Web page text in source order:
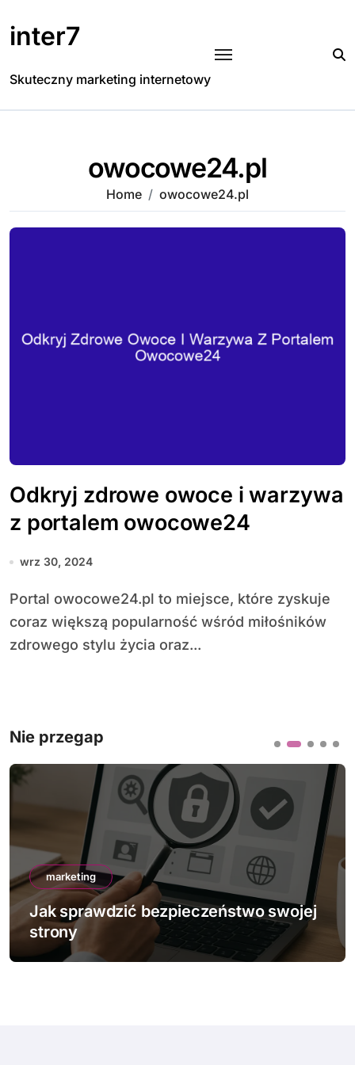
to
content
inter7
Skuteczny marketing internetowy
owocowe24.pl
Home owocowe24.pl
Odkryj zdrowe owoce i warzywa
z portalem owocowe24
wrz 30, 2024
Portal owocowe24.pl to miejsce, które zyskuje
coraz większą popularność wśród miłośników
zdrowego stylu życia oraz...
Nie przegap
marketing
Jak sprawdzić bezpieczeństwo swojej
strony